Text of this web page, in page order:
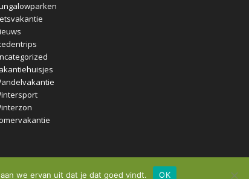
we ervan uit dat je dat goed vindt. OK